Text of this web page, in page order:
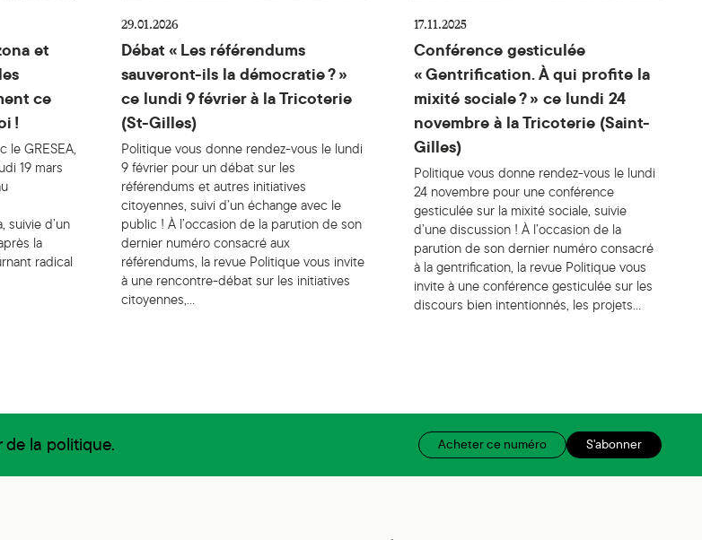
et
ce
!
le GRESEA,
19 mars
suivie d’un
la
radical
29.01.2026
Débat « Les référendums
sauveront-ils la démocratie ? »
ce lundi 9 février à la Tricoterie
(St-Gilles)
Politique vous donne rendez-vous le lundi
9 février pour un débat sur les
référendums et autres initiatives
citoyennes, suivi d’un échange avec le
public ! À l’occasion de la parution de son
dernier numéro consacré aux
référendums, la revue Politique vous invite
à une rencontre-débat sur les initiatives
citoyennes,…
17.11.2025
Conférence gesticulée
« Gentrification. À qui profite la
mixité sociale ? » ce lundi 24
novembre à la Tricoterie (Saint-
Gilles)
Politique vous donne rendez-vous le lundi
24 novembre pour une conférence
gesticulée sur la mixité sociale, suivie
d’une discussion ! À l’occasion de la
parution de son dernier numéro consacré
à la gentrification, la revue Politique vous
invite à une conférence gesticulée sur les
discours bien intentionnés, les projets…
la politique. Acheter ce numéro S'abonner